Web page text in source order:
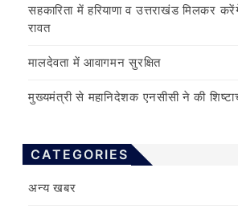
सहकारिता में हरियाणा व उत्तराखंड मिलकर
रावत
मालदेवता में आवागमन सुरक्षित
मुख्यमंत्री से महानिदेशक एनसीसी ने की
CATEGORIES
अन्य खबर